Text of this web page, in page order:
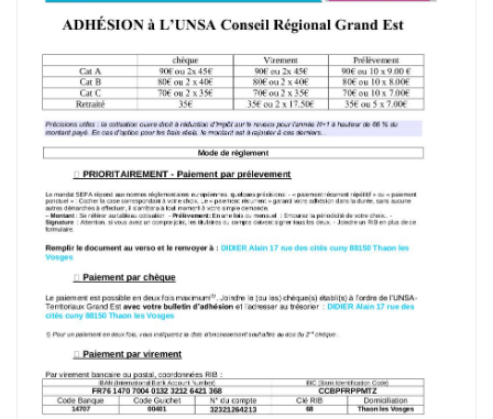
Virement
90€ ou 2x 45€
80€ ou 2 x 40€
70€ ou 2 x 35€
35€ ou 2 x 17.50€
Prélèvement
90€ ou 10 x 9.00 €
80€ ou 10 x 8.00€
70€ ou 10 x 7.00€
35€ ou 5 x 7.00€
Précisions utiles : la cotisation ouvre droit à
réduction d’impôt sur le revenu pour l’année
N+1 à hauteur de 66 % du
montant payé. En cas d’option pour les frais
réels, le montant est à rajouter à ces derniers.
.